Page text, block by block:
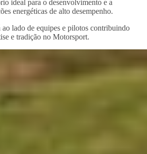
ideal para o desenvolvimento e a
energéticas de alto desempenho.
ao lado de equipes e pilotos contribuindo
e tradição no Motorsport.